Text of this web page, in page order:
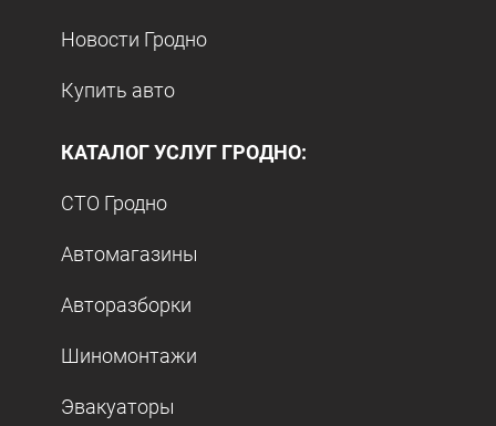
Новости Гродно
Купить авто
КАТАЛОГ УСЛУГ ГРОДНО:
СТО Гродно
Автомагазины
Авторазборки
Шиномонтажи
Эвакуаторы